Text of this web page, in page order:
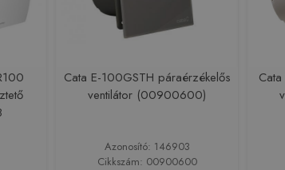
Cata E-100GSTH páraérzékelős
ventilátor (00900600)
Azonosító: 146903
Cikkszám: 00900600